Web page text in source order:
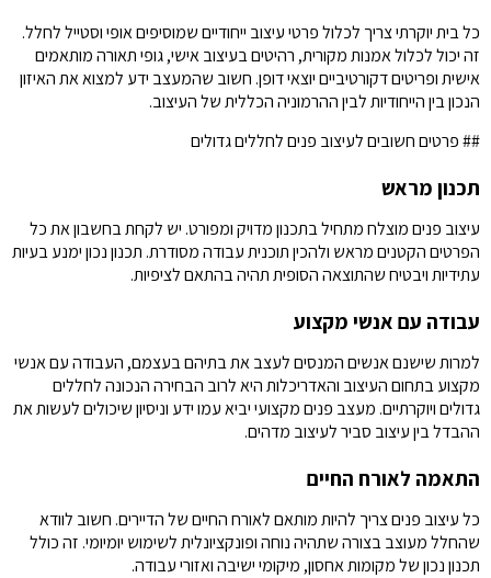
כל בית יוקרתי צריך לכלול פרטי עיצוב ייחודיים שמוסיפים אופי וסטייל לחלל.
זה יכול לכלול אמנות מקורית, רהיטים בעיצוב אישי, גופי תאורה מותאמים
אישית ופריטים דקורטיביים יוצאי דופן. חשוב שהמעצב ידע למצוא את האיזון
הנכון בין הייחודיות לבין ההרמוניה הכללית של העיצוב.
## פרטים חשובים לעיצוב פנים לחללים גדולים
תכנון מראש
עיצוב פנים מוצלח מתחיל בתכנון מדויק ומפורט. יש לקחת בחשבון את כל
הפרטים הקטנים מראש ולהכין תוכנית עבודה מסודרת. תכנון נכון ימנע בעיות
עתידיות ויבטיח שהתוצאה הסופית תהיה בהתאם לציפיות.
עבודה עם אנשי מקצוע
למרות שישנם אנשים המנסים לעצב את בתיהם בעצמם, העבודה עם אנשי
מקצוע בתחום העיצוב והאדריכלות היא לרוב הבחירה הנכונה לחללים
גדולים ויוקרתיים. מעצב פנים מקצועי יביא עמו ידע וניסיון שיכולים לעשות את
ההבדל בין עיצוב סביר לעיצוב מדהים.
התאמה לאורח החיים
כל עיצוב פנים צריך להיות מותאם לאורח החיים של הדיירים. חשוב לוודא
שהחלל מעוצב בצורה שתהיה נוחה ופונקציונלית לשימוש יומיומי. זה כולל
תכנון נכון של מקומות אחסון, מיקומי ישיבה ואזורי עבודה.